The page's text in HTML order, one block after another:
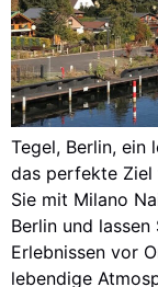
Tegel, Berlin, ein
das perfekte Ziel
Sie mit Milano
Berlin und
Erlebnissen vor
lebendige